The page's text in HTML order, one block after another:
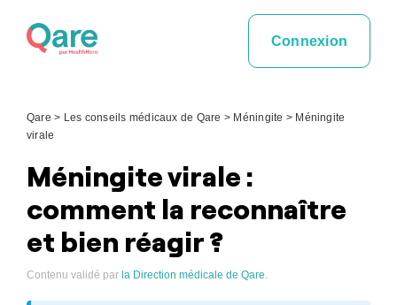
Connexion
Qare > Les conseils médicaux de Qare > Méningite > Méningite
virale
Méningite virale :
comment la reconnaître
et bien réagir ?
Contenu validé par la Direction médicale de Qare.